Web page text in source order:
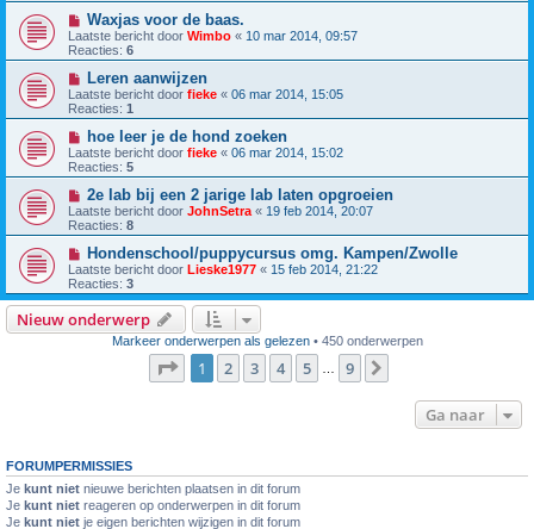
Waxjas voor de baas.
Laatste bericht door Wimbo « 10 mar 2014, 09:57
Reacties: 6
Leren aanwijzen
Laatste bericht door fieke « 06 mar 2014, 15:05
Reacties: 1
hoe leer je de hond zoeken
Laatste bericht door fieke « 06 mar 2014, 15:02
Reacties: 5
2e lab bij een 2 jarige lab laten opgroeien
Laatste bericht door JohnSetra « 19 feb 2014, 20:07
Reacties: 8
Hondenschool/puppycursus omg. Kampen/Zwolle
Laatste bericht door Lieske1977 « 15 feb 2014, 21:22
Reacties: 3
Nieuw onderwerp
Markeer onderwerpen als gelezen• 450 onderwerpen
Pagina van 9
1 2 3 4 5 9
Ga naar
FORUMPERMISSIES
Je kunt niet nieuwe berichten plaatsen in dit forum
Je kunt niet reageren op onderwerpen in dit forum
Je kunt niet je eigen berichten wijzigen in dit forum